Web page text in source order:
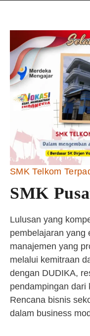
SMK Telkom
SMK
Lulusan yang
pembelajaran yang
manajemen yang
melalui kemitraan
dengan DUDIKA,
pendampingan dari
Rencana bisnis
dalam business